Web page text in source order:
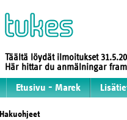
Täältä löydät ilmoitukset
Här hittar du anmälningar
Etusivu - Marek
Hakuohjeet